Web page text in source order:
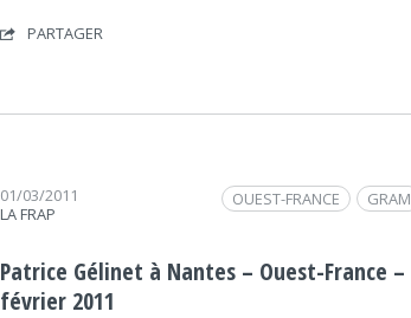
PARTAGER
01/03/2011
LA FRAP
GRAM
OUEST-FRANCE
RADIO NUMÉRIQUE
Patrice Gélinet à Nantes – Ouest-France –
février 2011